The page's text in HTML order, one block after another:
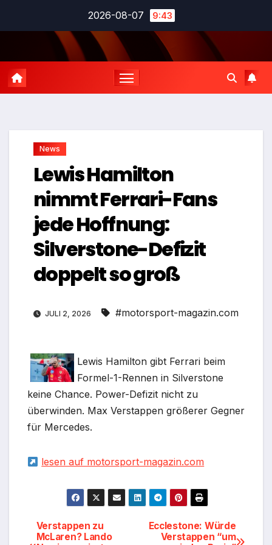
2026-08-07 9:43
News
Lewis Hamilton
nimmt Ferrari-Fans
jede Hoffnung:
Silverstone-Defizit
doppelt so groß
JULI 2, 2026 #motorsport-magazin.com
Lewis Hamilton gibt Ferrari beim
Formel-1-Rennen in Silverstone
keine Chance. Power-Defizit nicht zu
überwinden. Max Verstappen größerer Gegner
für Mercedes.
lesen auf motorsport-magazin.com
Beitragsnavigation
Ecclestone: Würde
Verstappen “um
Verstappen zu
McLaren? Lando